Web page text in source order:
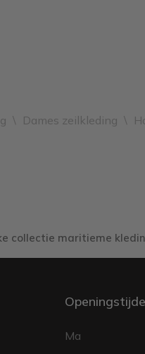
\ Dames zeilkleding \
collectie maritieme
Ma